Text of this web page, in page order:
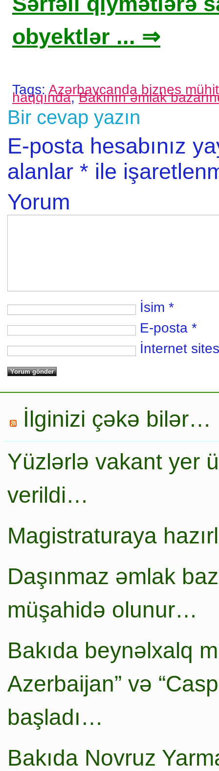
obyektlər ... ⇒
Tags: Azərbaycanda biznes
haqqında,Bakının əmlak
Bir cevap yazın
E-posta hesabınız
alanlar * ile
Yorum
İsim *
E-posta *
İnternet
İlginizi çəkə bilər…
Yüzlərlə vakant yer
verildi…
Magistraturaya
Daşınmaz əmlak
müşahidə olunur…
Bakıda beynəlxalq
Azerbaijan” və
başladı…
Bakıda Novruz